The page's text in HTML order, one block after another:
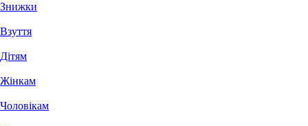
Знижки
Взуття
Дітям
Жінкам
Чоловікам